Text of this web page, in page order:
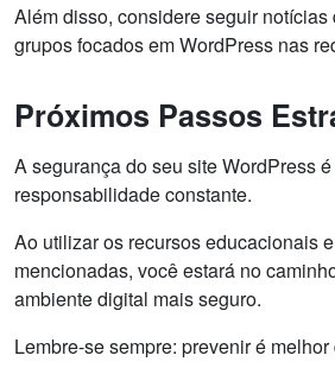
Além disso, considere seguir notícias
grupos focados em WordPress nas
Próximos Passos
A segurança do seu site WordPress
responsabilidade constante.
Ao utilizar os recursos educacionais
mencionadas, você estará no
ambiente digital mais seguro.
Lembre-se sempre: prevenir é